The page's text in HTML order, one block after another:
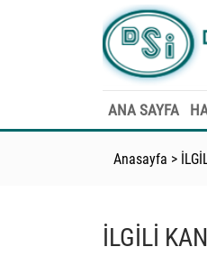
ANA SAYFA
Anasayfa >
İLGİLİ